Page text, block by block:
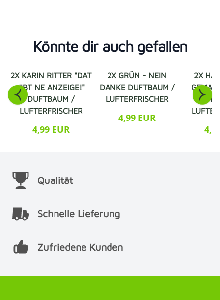
Könnte dir auch gefallen
2X KARIN RITTER "DAT
JIBT NE ANZEIGE!"
DUFTBAUM /
LUFTERFRISCHER
4,99 EUR
2X GRÜN - NEIN
DANKE DUFTBAUM /
LUFTERFRISCHER
4,99 EUR
2X
Qualität
Schnelle Lieferung
Zufriedene Kunden